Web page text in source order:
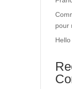
pour